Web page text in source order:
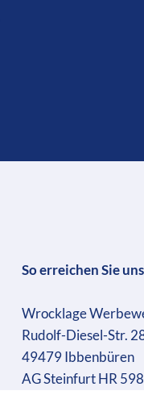
So erreichen Sie uns
Wrocklage
Rudolf-Diesel-Str.
49479 Ibbenbüren
AG Steinfurt HR